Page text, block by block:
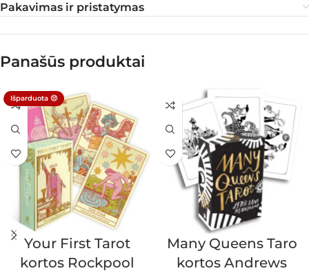
Pakavimas ir pristatymas
Panašūs produktai
Išparduota 😔
Your First Tarot
kortos Rockpool
Many Queens Taro
kortos Andrews